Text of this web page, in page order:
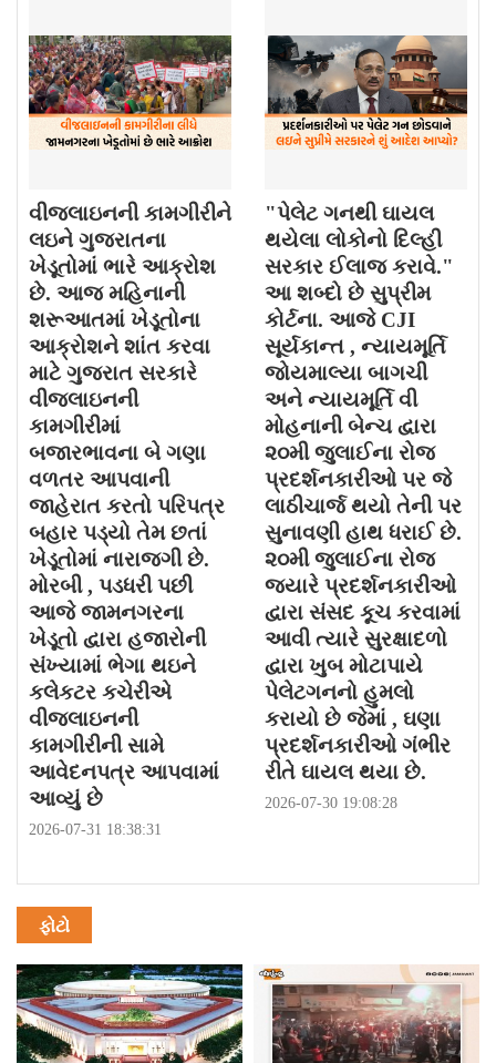
વીજલાઇનની કામગીરીને
લઇને ગુજરાતના
ખેડૂતોમાં ભારે આક્રોશ
છે. આજ મહિનાની
શરૂઆતમાં ખેડૂતોના
આક્રોશને શાંત કરવા
માટે ગુજરાત સરકારે
વીજલાઇનની
કામગીરીમાં
બજારભાવના બે ગણા
વળતર આપવાની
જાહેરાત કરતો પરિપત્ર
બહાર પડ્યો તેમ છતાં
ખેડૂતોમાં નારાજગી છે.
મોરબી , પડધરી પછી
આજે જામનગરના
ખેડૂતો દ્વારા હજારોની
સંખ્યામાં ભેગા થઇને
કલેકટર કચેરીએ
વીજલાઇનની
કામગીરીની સામે
આવેદનપત્ર આપવામાં
આવ્યું છે
2026-07-31 18:38:31
"પેલેટ ગનથી ઘાયલ
થયેલા લોકોનો દિલ્હી
સરકાર ઈલાજ કરાવે."
આ શબ્દો છે સુપ્રીમ
કોર્ટના. આજે CJI
સૂર્યકાન્ત , ન્યાયમૂર્તિ
જોયમાલ્યા બાગચી
અને ન્યાયમૂર્તિ વી
મોહનાની બેન્ચ દ્વારા
૨૦મી જુલાઈના રોજ
પ્રદર્શનકારીઓ પર જે
લાઠીચાર્જ થયો તેની પર
સુનાવણી હાથ ધરાઈ છે.
૨૦મી જુલાઈના રોજ
જયારે પ્રદર્શનકારીઓ
દ્વારા સંસદ કૂચ કરવામાં
આવી ત્યારે સુરક્ષાદળો
દ્વારા ખુબ મોટાપાયે
પેલેટગનનો હુમલો
કરાયો છે જેમાં , ઘણા
પ્રદર્શનકારીઓ ગંભીર
રીતે ઘાયલ થયા છે.
2026-07-30 19:08:28
ફોટો